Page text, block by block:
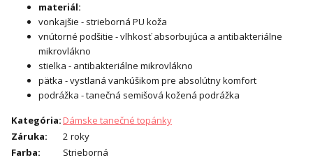
materiál:
vonkajšie - strieborná PU koža
vnútorné podšitie - vlhkosť absorbujúca a antibakteriálne
mikrovlákno
stielka - antibakteriálne mikrovlákno
pätka - vystlaná vankúšikom pre absolútny komfort
podrážka - tanečná semišová kožená podrážka
Kategória: Dámske tanečné topánky
Záruka:
2 roky
Farba:
Strieborná